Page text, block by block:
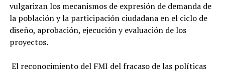
vulgarizan los mecanismos de expresión de demanda de
la población y la participación ciudadana en el ciclo de
diseño, aprobación, ejecución y evaluación de los
proyectos.
El reconocimiento del FMI del fracaso de las políticas